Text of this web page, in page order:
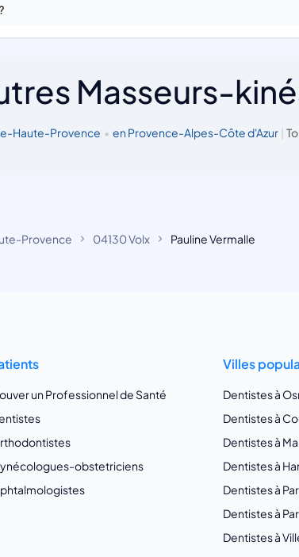
Masseurs-
Haute-Provence • en Provence-Alpes-Côte d'Azur |
Provence 04130 Volx Pauline Vermalle
un Professionnel de Santé
obstetriciens
Villes
Dentistes à
Dentistes à
Dentistes à
Dentistes à
Dentistes à
Dentistes à
Dentistes à